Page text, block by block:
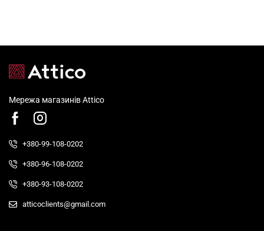
Мережа магазинів Attico
+380-99-108-0202
+380-96-108-0202
+380-93-108-0202
atticoclients@gmail.com